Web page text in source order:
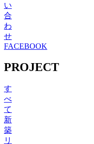
い
合
わ
せ
FACEBOOK
PROJECT
す
べ
て
新
築
リ